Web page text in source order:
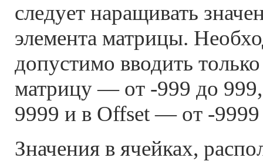
следует наращивать
элемента матрицы.
допустимо вводить
матрицу — от -999 до
9999 и в Offset — от -
Значения в ячейках,